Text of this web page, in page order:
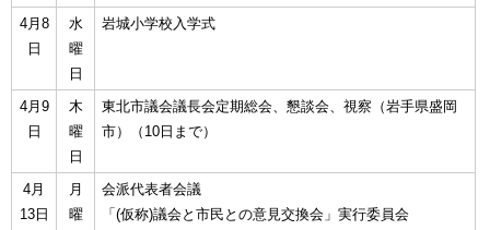
4月8
日
水
曜
日
岩城小学校入学式
4月9
日
木
曜
日
東北市議会議長会定期総会、懇談会、視察（岩手県盛岡
市）（10日まで）
4月
13日
月
曜
会派代表者会議
「(仮称)議会と市民との意見交換会」実行委員会